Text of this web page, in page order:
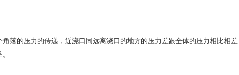
落的压力的传递，近浇口同远离浇口的地方的压力差跟全体的压力相比相差